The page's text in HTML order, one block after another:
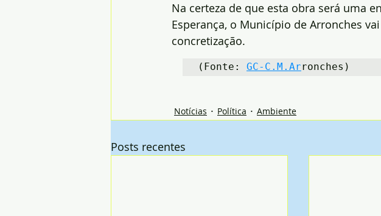
Na certeza de que esta obra será uma
Esperança, o Município de Arronches
concretização.
(Fonte: GC-C.M.Arronches)
Notícias Política Ambiente
Posts recentes